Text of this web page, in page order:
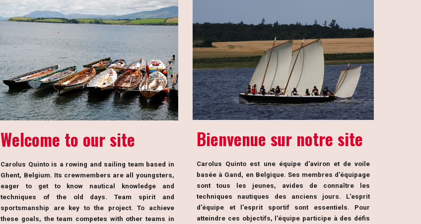
Welcome to our site
Carolus Quinto is a rowing and sailing team based in
Ghent, Belgium. Its crewmembers are all youngsters,
eager to get to know nautical knowledge and
techniques of the old days. Team spirit and
sportsmanship are key to the project. To achieve
these goals, the team competes with other teams in
Bienvenue sur notre site
Carolus Quinto est une équipe d'aviron et de voile
basée à Gand, en Belgique. Ses membres d'équipage
sont tous les jeunes, avides de connaître les
techniques nautiques des anciens jours. L'esprit
d'équipe et l'esprit sportif sont essentiels. Pour
atteindre ces objectifs, l'équipe participe à des défis